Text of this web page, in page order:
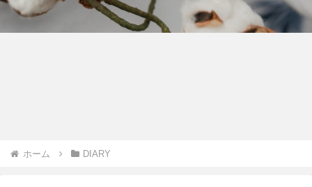
ホーム DIARY